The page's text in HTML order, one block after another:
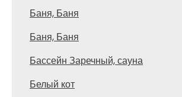
Баня, Баня
Баня, Баня
Бассейн Заречный, сауна
Белый кот